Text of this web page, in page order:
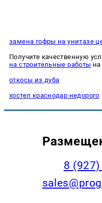
замена гофры на унитазе
Получите качественную
на строительные работы на
откосы из дуба
хостел краснодар недорого
8